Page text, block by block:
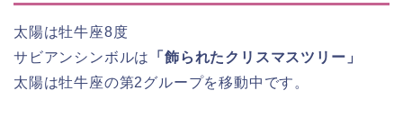
太陽は牡牛座8度
サビアンシンボルは
「飾られたクリスマスツリー」
太陽は牡牛座の第2グループを移動中です。